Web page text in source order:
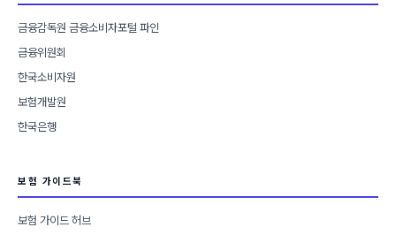
금융감독원 금융소비자포털 파인
금융위원회
한국소비자원
보험개발원
한국은행
보험 가이드북
보험 가이드 허브